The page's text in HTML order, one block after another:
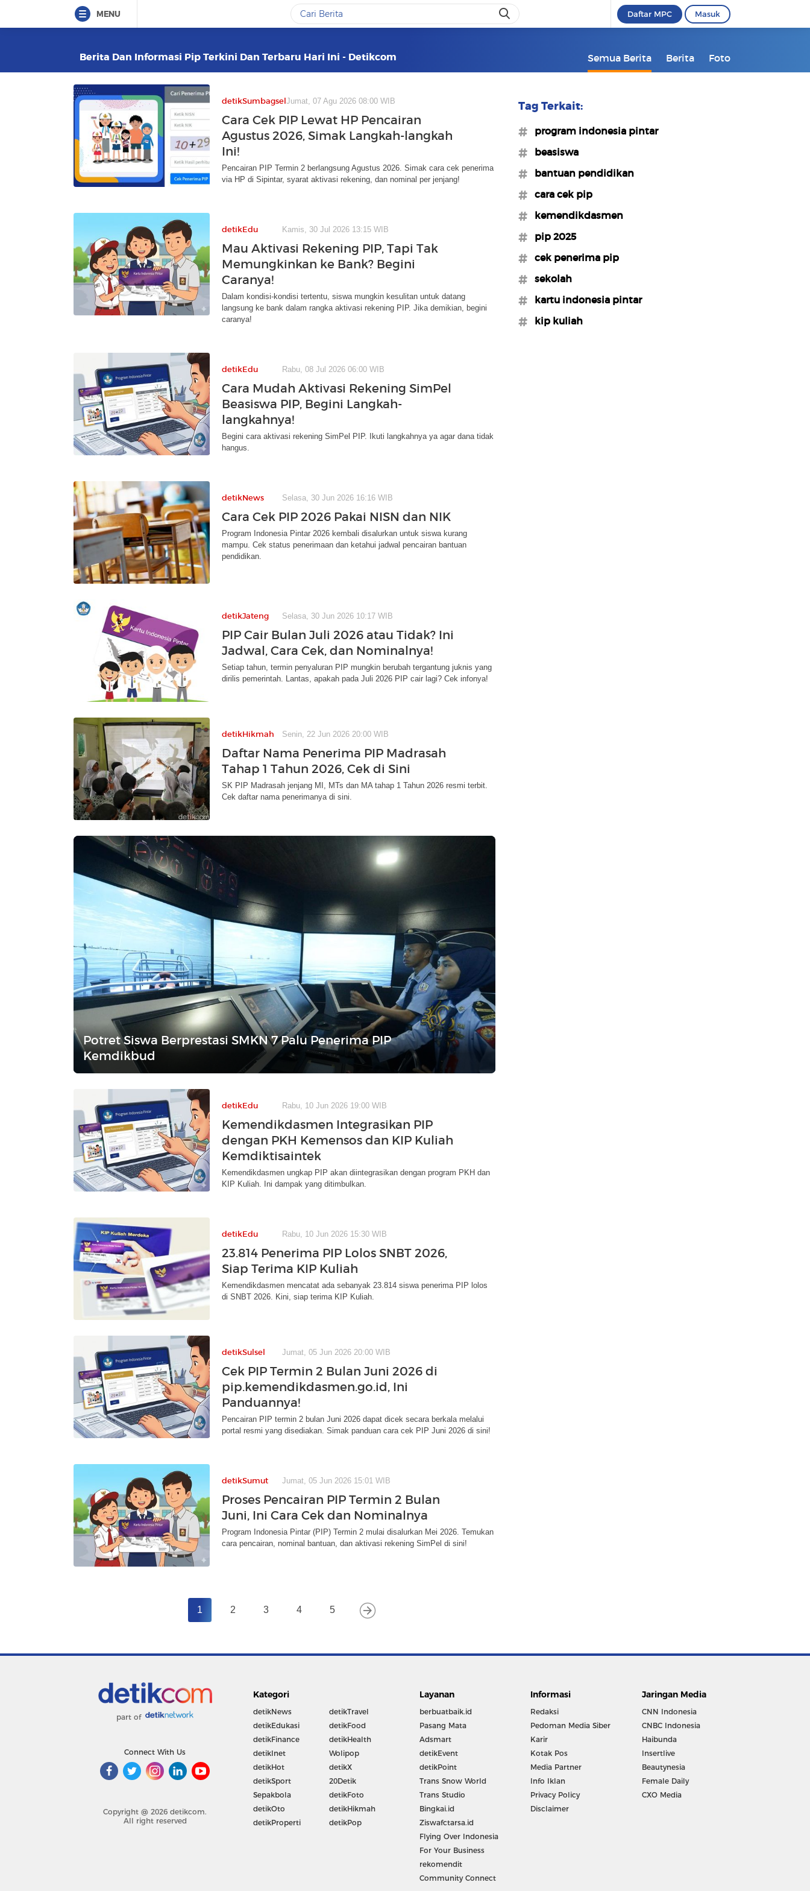
MENU Daftar MPC Masuk
Berita Dan Informasi Pip Terkini Dan Terbaru Hari Ini - Detikcom Semua Berita Berita Foto
detikSumbagselJumat, 07 Agu 2026 08:00 WIB
Cara Cek PIP Lewat HP Pencairan
Agustus 2026, Simak Langkah-langkah
Ini!
Pencairan PIP Termin 2 berlangsung Agustus 2026. Simak cara cek penerima
via HP di Sipintar, syarat aktivasi rekening, dan nominal per jenjang!
detikEdu Kamis, 30 Jul 2026 13:15 WIB
Mau Aktivasi Rekening PIP, Tapi Tak
Memungkinkan ke Bank? Begini
Caranya!
Dalam kondisi-kondisi tertentu, siswa mungkin kesulitan untuk datang
langsung ke bank dalam rangka aktivasi rekening PIP. Jika demikian, begini
caranya!
detikEdu Rabu, 08 Jul 2026 06:00 WIB
Cara Mudah Aktivasi Rekening SimPel
Beasiswa PIP, Begini Langkah-
langkahnya!
Begini cara aktivasi rekening SimPel PIP. Ikuti langkahnya ya agar dana tidak
hangus.
detikNews Selasa, 30 Jun 2026 16:16 WIB
Cara Cek PIP 2026 Pakai NISN dan NIK
Program Indonesia Pintar 2026 kembali disalurkan untuk siswa kurang
mampu. Cek status penerimaan dan ketahui jadwal pencairan bantuan
pendidikan.
detikJateng Selasa, 30 Jun 2026 10:17 WIB
PIP Cair Bulan Juli 2026 atau Tidak? Ini
Jadwal, Cara Cek, dan Nominalnya!
Setiap tahun, termin penyaluran PIP mungkin berubah tergantung juknis yang
dirilis pemerintah. Lantas, apakah pada Juli 2026 PIP cair lagi? Cek infonya!
detikHikmah Senin, 22 Jun 2026 20:00 WIB
Daftar Nama Penerima PIP Madrasah
Tahap 1 Tahun 2026, Cek di Sini
SK PIP Madrasah jenjang MI, MTs dan MA tahap 1 Tahun 2026 resmi terbit.
Cek daftar nama penerimanya di sini.
Potret Siswa Berprestasi SMKN 7 Palu Penerima PIP
Kemdikbud
detikEdu Rabu, 10 Jun 2026 19:00 WIB
Kemendikdasmen Integrasikan PIP
dengan PKH Kemensos dan KIP Kuliah
Kemdiktisaintek
Kemendikdasmen ungkap PIP akan diintegrasikan dengan program PKH dan
KIP Kuliah. Ini dampak yang ditimbulkan.
detikEdu Rabu, 10 Jun 2026 15:30 WIB
23.814 Penerima PIP Lolos SNBT 2026,
Siap Terima KIP Kuliah
Kemendikdasmen mencatat ada sebanyak 23.814 siswa penerima PIP lolos
di SNBT 2026. Kini, siap terima KIP Kuliah.
detikSulsel Jumat, 05 Jun 2026 20:00 WIB
Cek PIP Termin 2 Bulan Juni 2026 di
pip.kemendikdasmen.go.id, Ini
Panduannya!
Pencairan PIP termin 2 bulan Juni 2026 dapat dicek secara berkala melalui
portal resmi yang disediakan. Simak panduan cara cek PIP Juni 2026 di sini!
detikSumut Jumat, 05 Jun 2026 15:01 WIB
Proses Pencairan PIP Termin 2 Bulan
Juni, Ini Cara Cek dan Nominalnya
Program Indonesia Pintar (PIP) Termin 2 mulai disalurkan Mei 2026. Temukan
cara pencairan, nominal bantuan, dan aktivasi rekening SimPel di sini!
1 2 3 4 5
Tag Terkait:
#program indonesia pintar
#beasiswa
#bantuan pendidikan
#cara cek pip
#kemendikdasmen
#pip 2025
#cek penerima pip
#sekolah
#kartu indonesia pintar
#kip kuliah
part of
Connect With Us
Copyright @ 2026 detikcom.
All right reserved
Kategori
detikNews
detikEdukasi
detikFinance
detikInet
detikHot
detikSport
Sepakbola
detikOto
detikProperti
detikTravel
detikFood
detikHealth
Wolipop
detikX
20Detik
detikFoto
detikHikmah
detikPop
Layanan
berbuatbaik.id
Pasang Mata
Adsmart
detikEvent
detikPoint
Trans Snow World
Trans Studio
Bingkai.id
Ziswafctarsa.id
Flying Over Indonesia
For Your Business
rekomendit
Community Connect
Informasi
Redaksi
Pedoman Media Siber
Karir
Kotak Pos
Media Partner
Info Iklan
Privacy Policy
Disclaimer
Jaringan Media
CNN Indonesia
CNBC Indonesia
Haibunda
Insertlive
Beautynesia
Female Daily
CXO Media